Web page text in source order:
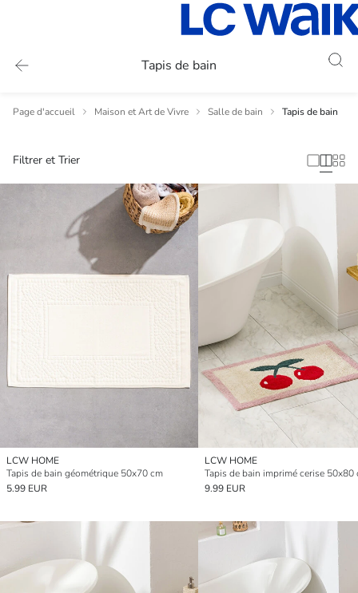
Tapis de bain
Page d'accueil Maison et Art de Vivre Salle de bain Tapis de bain
Filtrer et Trier
LCW HOME
Tapis de bain géométrique 50x70 cm
5.99 EUR
LCW HOME
Tapis de bain imprimé cerise 50x80
9.99 EUR